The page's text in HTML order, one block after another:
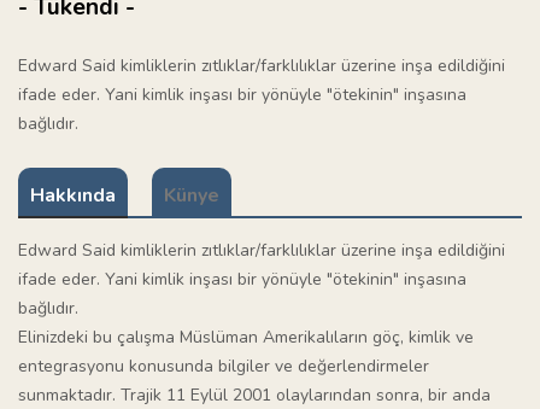
- Tükendi -
Edward Said kimliklerin zıtlıklar/farklılıklar üzerine inşa edildiğini
ifade eder. Yani kimlik inşası bir yönüyle "ötekinin" inşasına
bağlıdır.
Hakkında Künye
Edward Said kimliklerin zıtlıklar/farklılıklar üzerine inşa edildiğini
ifade eder. Yani kimlik inşası bir yönüyle "ötekinin" inşasına
bağlıdır.
Elinizdeki bu çalışma Müslüman Amerikalıların göç, kimlik ve
entegrasyonu konusunda bilgiler ve değerlendirmeler
sunmaktadır. Trajik 11 Eylül 2001 olaylarından sonra, bir anda